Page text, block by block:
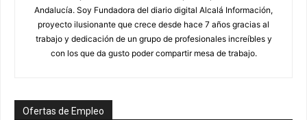
Andalucía. Soy Fundadora del diario digital Alcalá Información,
proyecto ilusionante que crece desde hace 7 años gracias al
trabajo y dedicación de un grupo de profesionales increíbles y
con los que da gusto poder compartir mesa de trabajo.
Ofertas de Empleo